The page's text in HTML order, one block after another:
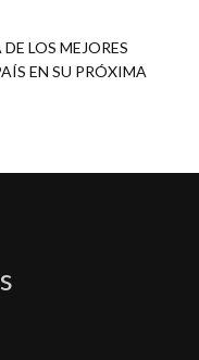
LOS MEJORES
EN SU PRÓXIMA